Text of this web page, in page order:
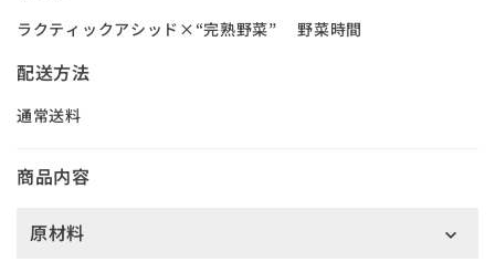
ラクティックアシッド×“完熟野菜” 野菜時間
配送方法
通常送料
商品内容
原材料